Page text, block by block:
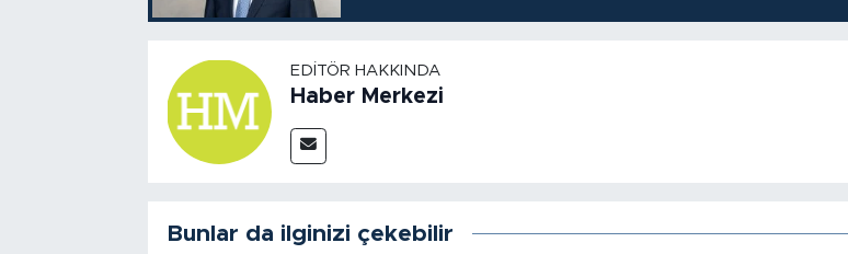
EDITÖR HAKKINDA
Haber Merkezi
Bunlar da ilginizi çekebilir